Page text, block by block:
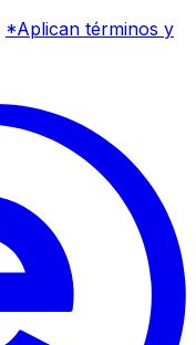
*Aplican términos y